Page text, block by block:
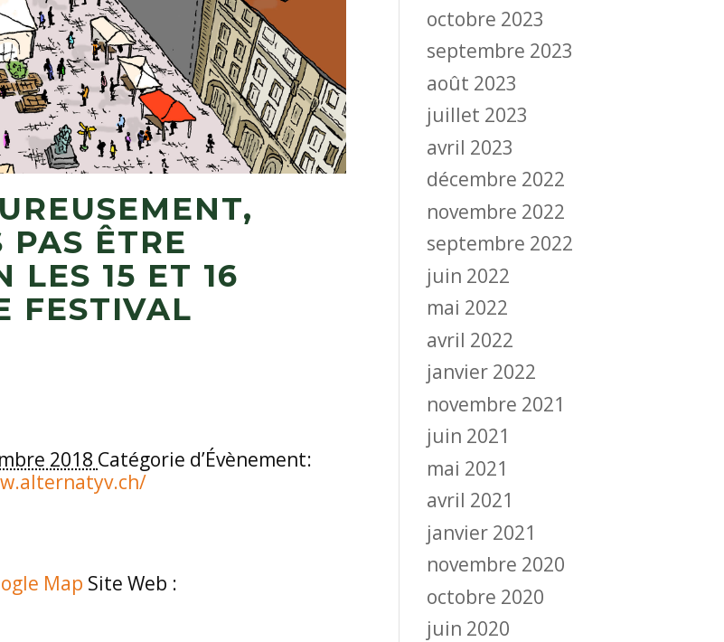
PAS ÊTRE
LES 15 ET 16
FESTIVAL
2018 Catégorie d’Évènement:
Map Site Web :
octobre 2023
septembre 2023
août 2023
juillet 2023
avril 2023
décembre 2022
novembre 2022
septembre 2022
juin 2022
mai 2022
avril 2022
janvier 2022
novembre 2021
juin 2021
mai 2021
avril 2021
janvier 2021
novembre 2020
octobre 2020
juin 2020